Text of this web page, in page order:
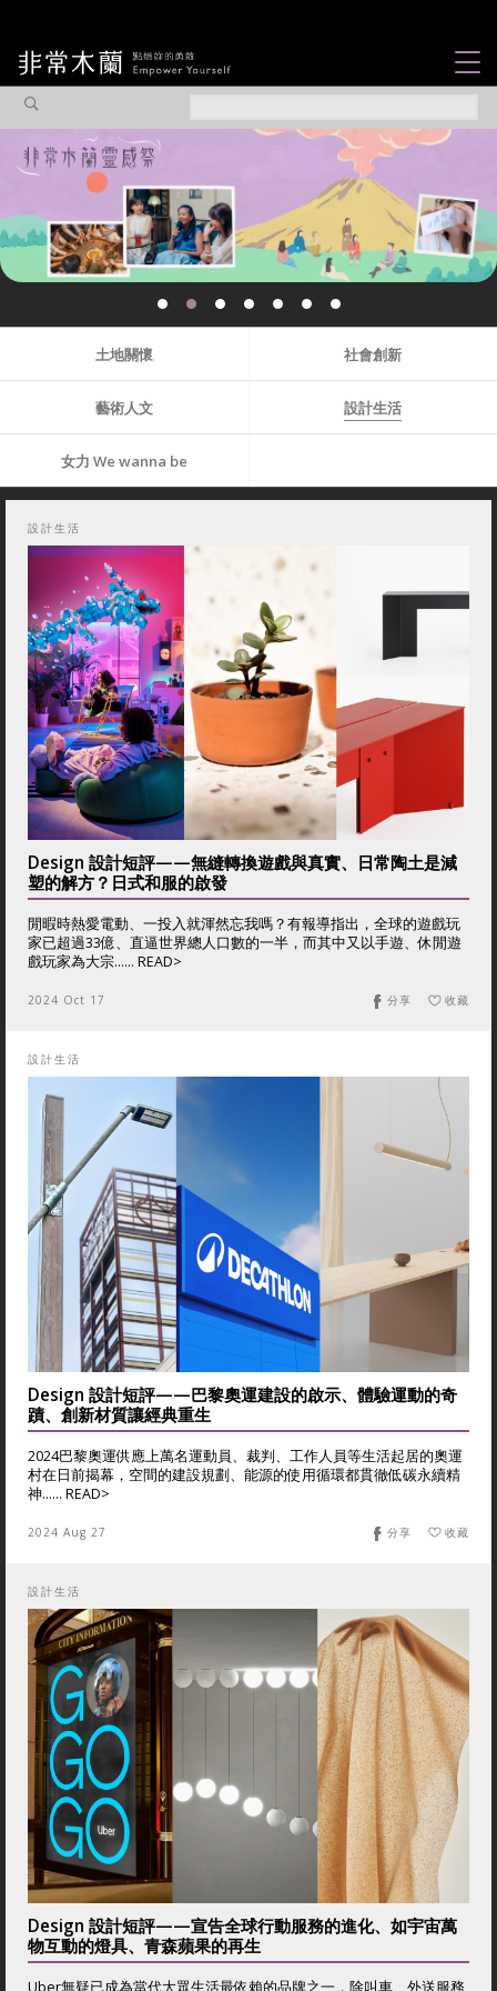
焦點企劃
社會企業
土地關懷 社會創新
藝術人文 設計生活
女力 We wanna be
設計生活
Design 設計短評——無縫轉換遊戲與真實、日常陶土是減
塑的解方？日式和服的啟發
閒暇時熱愛電動、一投入就渾然忘我嗎？有報導指出，全球的遊戲玩
家已超過33億、直逼世界總人口數的一半，而其中又以手遊、休閒遊
戲玩家為大宗...... READ>
2024 Oct 17 收藏
分享
設計生活
Design 設計短評——巴黎奧運建設的啟示、體驗運動的奇
蹟、創新材質讓經典重生
2024巴黎奧運供應上萬名運動員、裁判、工作人員等生活起居的奧運
村在日前揭幕，空間的建設規劃、能源的使用循環都貫徹低碳永續精
神...... READ>
2024 Aug 27 收藏
分享
設計生活
Design 設計短評——宣告全球行動服務的進化、如宇宙萬
物互動的燈具、青森蘋果的再生
Uber無疑已成為當代大眾生活最依賴的品牌之一，除叫車、外送服務